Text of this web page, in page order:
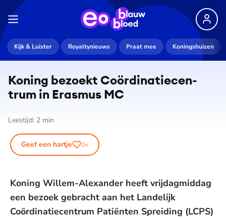
Kijk & Luister Royaltynieuws Praat mee Koningshuizen
Koning bezoekt Co­ör­di­na­tie­cen­
trum in Erasmus MC
Leestijd: 2 min
Geef een hartje 0x
Koning Willem-Alexander heeft vrijdagmiddag
een bezoek gebracht aan het Landelijk
Coördinatiecentrum Patiënten Spreiding (LCPS)